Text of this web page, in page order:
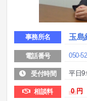
事務所名 玉島
電話番号 050-
受付時間 平日
相談料 0 円